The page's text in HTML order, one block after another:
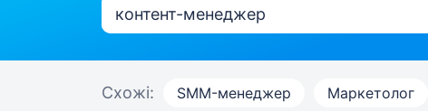
Схожі: SMM-менеджер Маркетолог